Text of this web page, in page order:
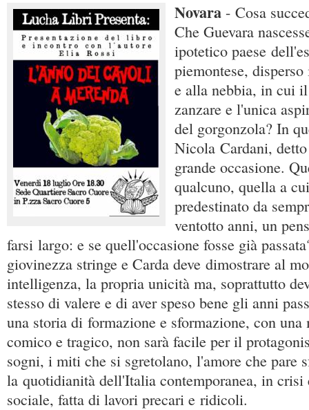
Novara - Cosa
Che Guevara
ipotetico paese
piemontese,
e alla nebbia, in cui
zanzare e l'unica
del gorgonzola? In
Nicola Cardani,
grande occasione.
qualcuno, quella a
predestinato da
ventotto anni, un
farsi largo: e se quell'occasione fosse già
giovinezza stringe e Carda deve dimostrare al
intelligenza, la propria unicità ma, soprattutto
stesso di valere e di aver speso bene gli anni
una storia di formazione e sformazione, con una
comico e tragico, non sarà facile per il
sogni, i miti che si sgretolano, l'amore che pare
la quotidianità dell'Italia contemporanea, in crisi
sociale, fatta di lavori precari e ridicoli.